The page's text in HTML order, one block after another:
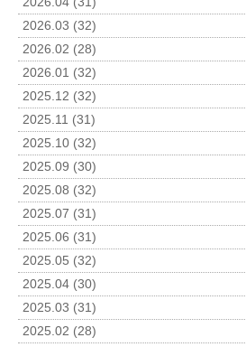
2026.03 (32)
2026.02 (28)
2026.01 (32)
2025.12 (32)
2025.11 (31)
2025.10 (32)
2025.09 (30)
2025.08 (32)
2025.07 (31)
2025.06 (31)
2025.05 (32)
2025.04 (30)
2025.03 (31)
2025.02 (28)